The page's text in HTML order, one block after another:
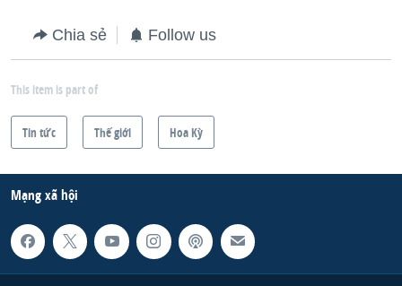
Chia sẻ Follow us
This item is part of
Tin tức Thế giới Hoa Kỳ
Mạng xã hội